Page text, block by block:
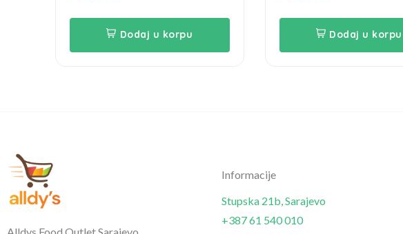
Dodaj u korpu Dodaj u korpu
Informacije
Stupska 21b, Sarajevo
+387 61 540 010